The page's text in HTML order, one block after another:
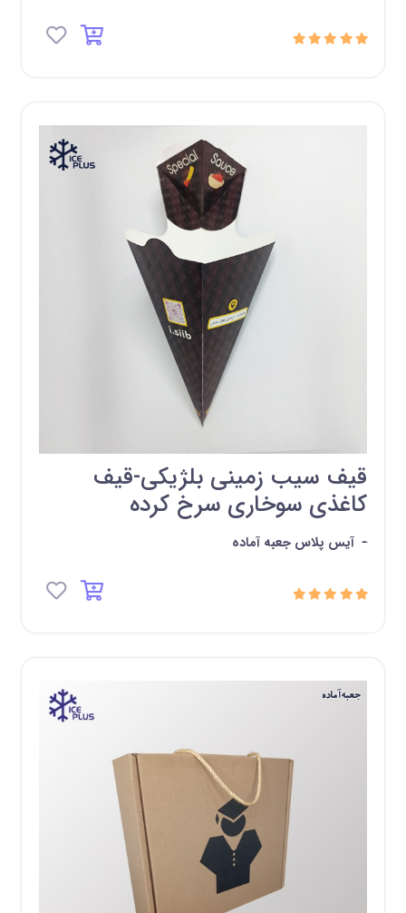
قیف سیب زمینی بلژیکی-قیف
کاغذی سوخاری سرخ کرده
- آیس پلاس جعبه آماده